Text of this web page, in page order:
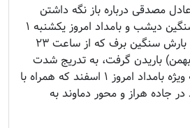
عادل مصدقی درباره باز نگه داشتن
محور هراز در پی برف سنگین دیشب و بامداد امروز یکشنبه ۱
اسفند اظهار کرد: در پی بارش سنگین برف که از ساعت ۲۳
شب گذشته (شنبه ۳۰ بهمن) باریدن گرفت، به تدریج شدت
بارش برف بیشتر شد به ویژه بامداد امروز ۱ اسفند که همراه با
جاده هراز و محور دماوند به